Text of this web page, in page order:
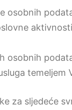
osobnih
osobnih
temeljem
za sljedeće